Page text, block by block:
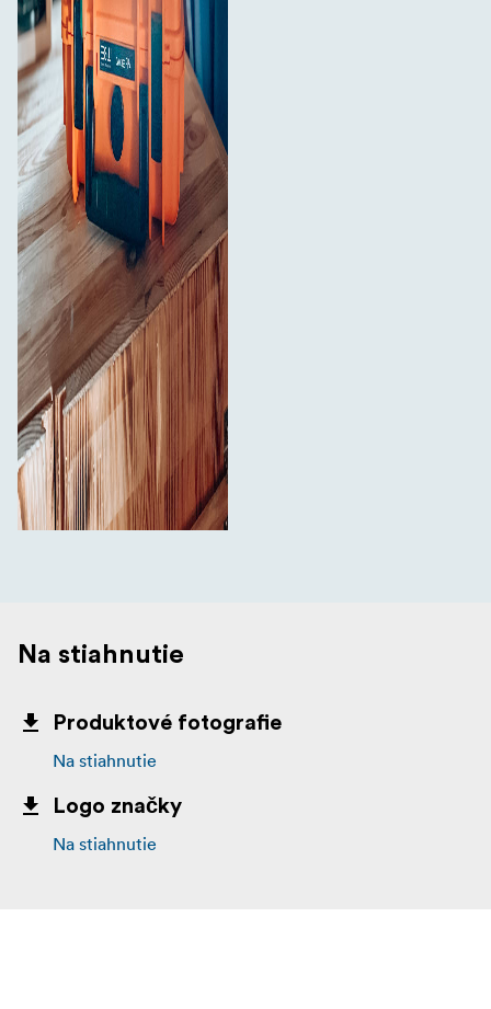
Na stiahnutie
Produktové fotografie
Na stiahnutie
Logo značky
Na stiahnutie